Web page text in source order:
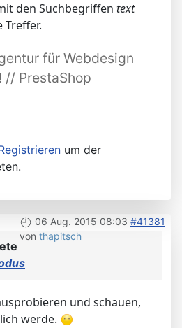
den Suchbegriffen text
Treffer.
für Webdesign
// PrestaShop
um der
06 Aug. 2015 08:03 #41381
von thapitsch
und schauen,
werde.